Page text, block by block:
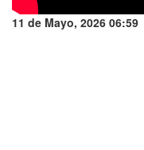
11 de Mayo, 2026 06:59